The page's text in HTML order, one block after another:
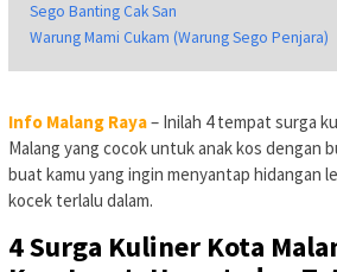
Sego Banting Cak San
Warung Mami Cukam (Warung Sego Penjara)
Info Malang Raya– Inilah 4 tempat surga
Malang yang cocok untuk anak kos dengan
buat kamu yang ingin menyantap hidangan
kocek terlalu dalam.
4 Surga Kuliner Kota